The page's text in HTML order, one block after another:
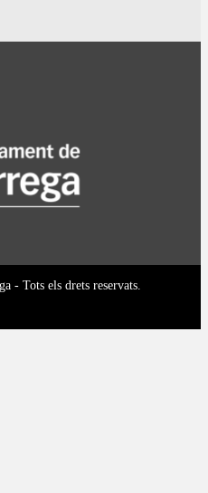
- Tots els drets reservats.